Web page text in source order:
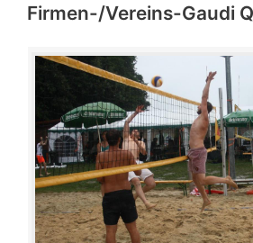
Firmen-/Vereins-Gaudi